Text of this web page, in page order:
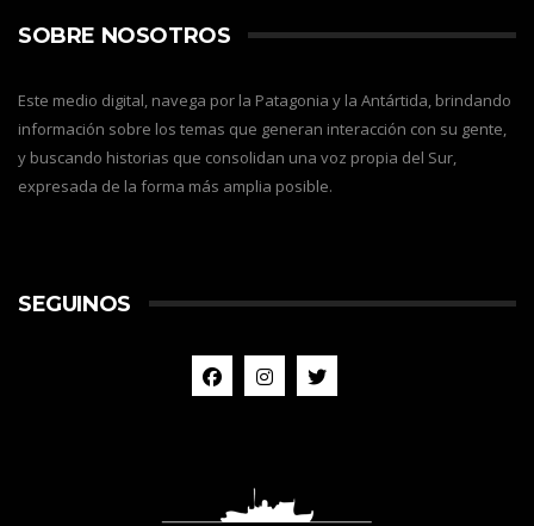
SOBRE NOSOTROS
Este medio digital, navega por la Patagonia y la Antártida, brindando
información sobre los temas que generan interacción con su gente,
y buscando historias que consolidan una voz propia del Sur,
expresada de la forma más amplia posible.
SEGUINOS